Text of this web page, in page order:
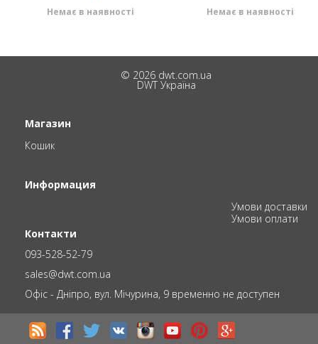
Немає в наявності Немає в наявності
© 2026 dwt.com.ua
DWT Україна
Магазин
Кошик
Информация
Умови доставки
Умови оплати
Контакти
093-528-52-79
sales@dwt.com.ua
Офіс - Дніпро, вул. Мічурина, 9 временно не доступен